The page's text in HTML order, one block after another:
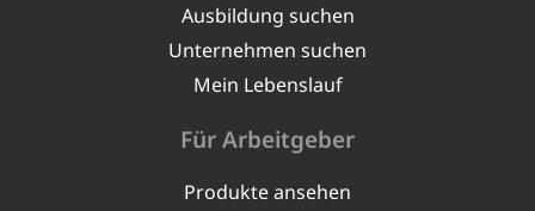
Ausbildung suchen
Unternehmen suchen
Mein Lebenslauf
Für Arbeitgeber
Produkte ansehen